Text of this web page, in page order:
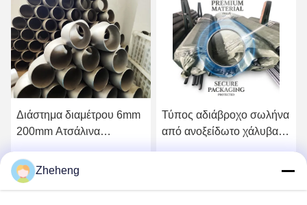
Διάστημα διαμέτρου 6mm
200mm Ατσάλινα
Σιδηροτροχιά
Κονδενσιαστή
Πάρτε την καλύτερη τιμή
Τύπος αδιάβροχο σωλήνα
από ανοξείδωτο χάλυβα
Zheheng